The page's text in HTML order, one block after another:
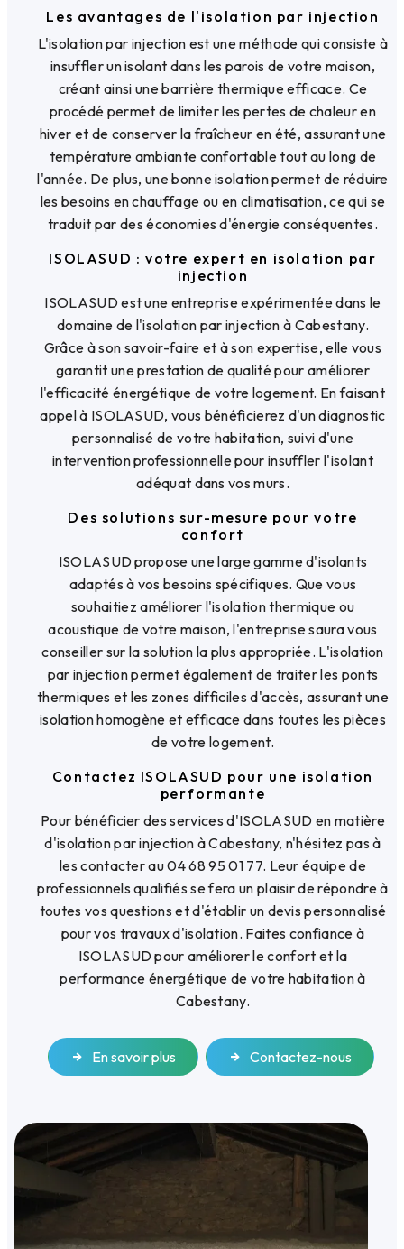
Les avantages de l'isolation par injection
L'isolation par injection est une méthode qui consiste à
insuffler un isolant dans les parois de votre maison,
créant ainsi une barrière thermique efficace. Ce
procédé permet de limiter les pertes de chaleur en
hiver et de conserver la fraîcheur en été, assurant une
température ambiante confortable tout au long de
l'année. De plus, une bonne isolation permet de réduire
les besoins en chauffage ou en climatisation, ce qui se
traduit par des économies d'énergie conséquentes.
ISOLASUD : votre expert en isolation par
injection
ISOLASUD est une entreprise expérimentée dans le
domaine de l'isolation par injection à Cabestany.
Grâce à son savoir-faire et à son expertise, elle vous
garantit une prestation de qualité pour améliorer
l'efficacité énergétique de votre logement. En faisant
appel à ISOLASUD, vous bénéficierez d'un diagnostic
personnalisé de votre habitation, suivi d'une
intervention professionnelle pour insuffler l'isolant
adéquat dans vos murs.
Des solutions sur-mesure pour votre
confort
ISOLASUD propose une large gamme d'isolants
adaptés à vos besoins spécifiques. Que vous
souhaitiez améliorer l'isolation thermique ou
acoustique de votre maison, l'entreprise saura vous
conseiller sur la solution la plus appropriée. L'isolation
par injection permet également de traiter les ponts
thermiques et les zones difficiles d'accès, assurant une
isolation homogène et efficace dans toutes les pièces
de votre logement.
Contactez ISOLASUD pour une isolation
performante
Pour bénéficier des services d'ISOLASUD en matière
d'isolation par injection à Cabestany, n'hésitez pas à
les contacter au 04 68 95 01 77. Leur équipe de
professionnels qualifiés se fera un plaisir de répondre à
toutes vos questions et d'établir un devis personnalisé
pour vos travaux d'isolation. Faites confiance à
ISOLASUD pour améliorer le confort et la
performance énergétique de votre habitation à
Cabestany.
En savoir plus Contactez-nous